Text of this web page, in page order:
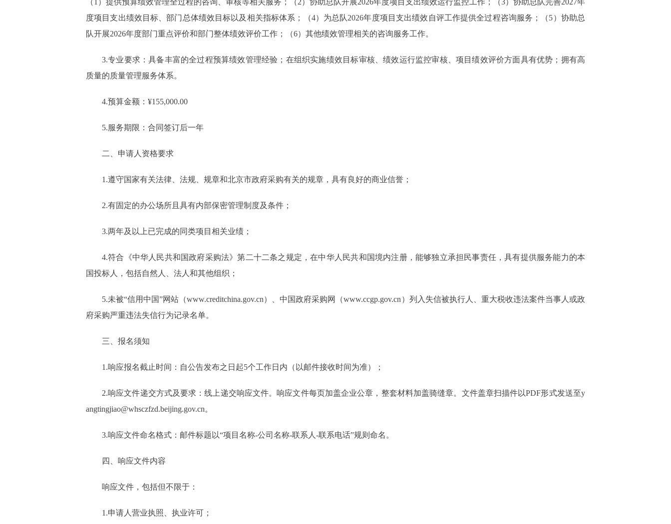
（1）提供预算绩效管理全过程的咨询、审核等相关服务；（2）协助总队开展2026年度项目支出绩效运行监控工作；（3）协助总队完善2027年
度项目支出绩效目标、部门总体绩效目标以及相关指标体系；（4）为总队2026年度项目支出绩效自评工作提供全过程咨询服务；（5）协助总
队开展2026年度部门重点评价和部门整体绩效评价工作；（6）其他绩效管理相关的咨询服务工作。
3.专业要求：具备丰富的全过程预算绩效管理经验；在组织实施绩效目标审核、绩效运行监控审核、项目绩效评价方面具有优势；拥有高
质量的质量管理服务体系。
4.预算金额：¥155,000.00
5.服务期限：合同签订后一年
二、申请人资格要求
1.遵守国家有关法律、法规、规章和北京市政府采购有关的规章，具有良好的商业信誉；
2.有固定的办公场所且具有内部保密管理制度及条件；
3.两年及以上已完成的同类项目相关业绩；
4.符合《中华人民共和国政府采购法》第二十二条之规定，在中华人民共和国境内注册，能够独立承担民事责任，具有提供服务能力的本
国投标人，包括自然人、法人和其他组织；
5.未被“信用中国”网站（www.creditchina.gov.cn）、中国政府采购网（www.ccgp.gov.cn）列入失信被执行人、重大税收违法案件当事人或政
府采购严重违法失信行为记录名单。
三、报名须知
1.响应报名截止时间：自公告发布之日起5个工作日内（以邮件接收时间为准）；
2.响应文件递交方式及要求：线上递交响应文件。响应文件每页加盖企业公章，整套材料加盖骑缝章。文件盖章扫描件以PDF形式发送至y
angtingjiao@whsczfzd.beijing.gov.cn。
3.响应文件命名格式：邮件标题以“项目名称-公司名称-联系人-联系电话”规则命名。
四、响应文件内容
响应文件，包括但不限于：
1.申请人营业执照、执业许可；